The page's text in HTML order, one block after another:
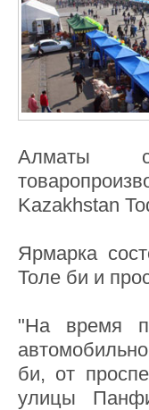
Алматы
Kazakhstan
Ярмарка
Толе би и
"На время
би, от
улицы